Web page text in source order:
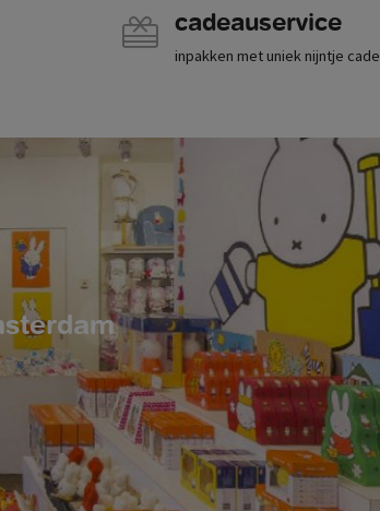
cadeauservice
inpakken met uniek nijntje